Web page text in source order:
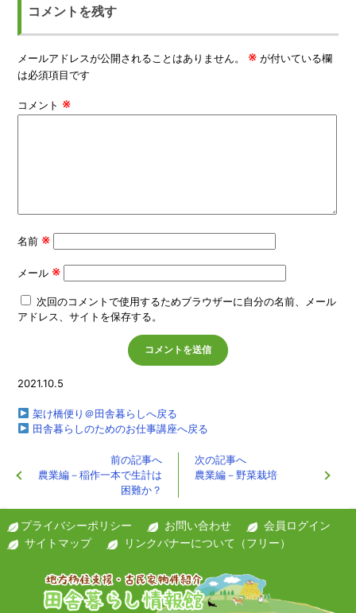
コメントを残す
メールアドレスが公開されることはありません。 ※ が付いている欄
は必須項目です
コメント ※
名前 ※
メール ※
次回のコメントで使用するためブラウザーに自分の名前、メール
アドレス、サイトを保存する。
2021.10.5
架け橋便り＠田舎暮らしへ戻る
田舎暮らしのためのお仕事講座へ戻る
前の記事へ
農業編－稲作一本で生計は
困難か？
次の記事へ
農業編－野菜栽培
プライバシーポリシー お問い合わせ
会員ログイン
サイトマップ
リンクバナーについて（フリー）